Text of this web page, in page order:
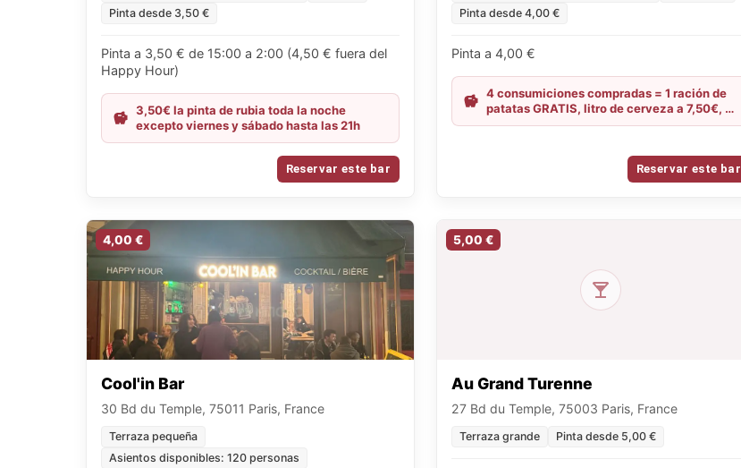
Pinta desde 3,50 €
Pinta a 3,50 € de 15:00 a 2:00 (4,50 € fuera del
Happy Hour)
3,50€ la pinta de rubia toda la noche
excepto viernes y sábado hasta las 21h
Reservar este bar
Pinta desde 4,00 €
Pinta a 4,00 €
4 consumiciones compradas = 1 ración de
patatas GRATIS, litro de cerveza a 7,50€, 10
shots comprados = 5 gratis
Reservar este bar
4,00 €
Cool'in Bar
30 Bd du Temple, 75011 Paris, France
Terraza pequeña
Asientos disponibles: 120 personas
5,00 €
Au Grand Turenne
27 Bd du Temple, 75003 Paris, France
Terraza grande Pinta desde 5,00 €